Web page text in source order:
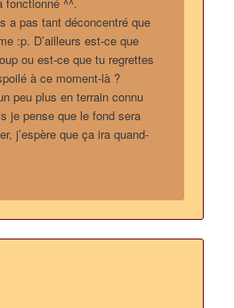
fonctionné ^^.
a pas tant déconcentré que
:p. D’ailleurs est-ce que
ou est-ce que tu regrettes
à ce moment-là ?
peu plus en terrain connu
je pense que le fond sera
j’espère que ça ira quand-